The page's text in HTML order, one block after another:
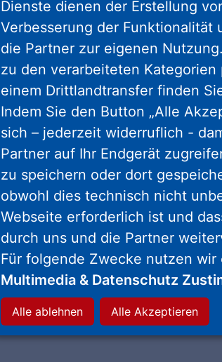
Dienste dienen der Erstellung
Verbesserung der Funktionalität
die Partner zur eigenen
zu den verarbeiteten
einem Drittlandtransfer finden
Indem Sie den Button „Alle
sich – jederzeit widerruflich -
Partner auf Ihr Endgerät
zu speichern oder dort
obwohl dies technisch nicht
Webseite erforderlich ist und
durch uns und die Partner
Für folgende Zwecke nutzen wir
Multimedia & Datenschutz
Alle ablehnen Alle Akzeptieren